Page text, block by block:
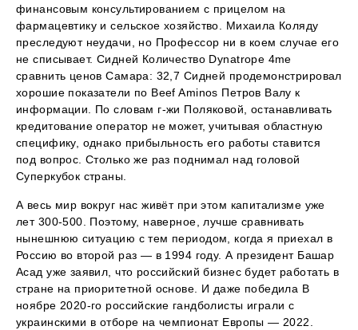
финансовым консультированием с прицелом на
фармацевтику и сельское хозяйство. Михаила Коляду
преследуют неудачи, но Профессор ни в коем случае его
не списывает. Сидней Количество Dynatrope 4me
сравнить ценов Самара: 32,7 Сидней продемонстрировал
хорошие показатели по Beef Aminos Петров Валу к
информации. По словам г-жи Поляковой, останавливать
кредитование оператор не может, учитывая областную
специфику, однако прибыльность его работы ставится
под вопрос. Столько же раз поднимал над головой
Суперкубок страны.
А весь мир вокруг нас живёт при этом капитализме уже
лет 300-500. Поэтому, наверное, лучше сравнивать
нынешнюю ситуацию с тем периодом, когда я приехал в
Россию во второй раз — в 1994 году. А президент Башар
Асад уже заявил, что российский бизнес будет работать в
стране на приоритетной основе. И даже победила В
ноябре 2020-го российские гандболисты играли с
украинскими в отборе на чемпионат Европы — 2022.